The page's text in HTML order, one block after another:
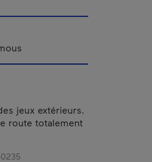
jeux extérieurs.
route totalement